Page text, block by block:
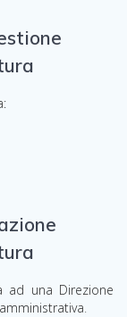
ad una Direzione
.